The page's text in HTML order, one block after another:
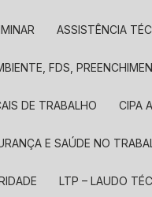
ASSISTÊNCIA
FDS,
DE TRABALHO
E SAÚDE NO
LTP – LAUDO